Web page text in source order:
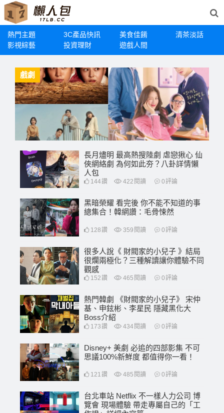
熱門主題 3C產品快訊 美食佳餚
清茶淡話
影視綜藝
投資理財 遊戲人間
戲劇
長月燼明 最高熱搜陸劇 虐戀揪心 仙
俠網絡劇 為何如此夯？八卦詳情懶
人包
144讚 422 閱讀 0評論
黑暗榮耀 看完後 你不能不知道的事
總集合！韓網讚：毛骨悚然
128讚 359 閱讀 0評論
很多人說《 財閥家的小兒子 》結局
很爛兩極化？三種解讀讓你體驗不同
觀感
152讚 465 閱讀 0評論
熱門韓劇 《財閥家的小兒子》 宋仲
基、申鉉彬、李星民 隱藏黑化大
Boss介紹
173讚 434 閱讀 0評論
Disney+ 美劇 必追的四部影集 不可
思議100%新鮮度 都值得你一看！
121讚 485 閱讀 0評論
台北車站 Netflix 不一樣人力公司 博
覽會 現場體驗 帶走專屬自己的「工